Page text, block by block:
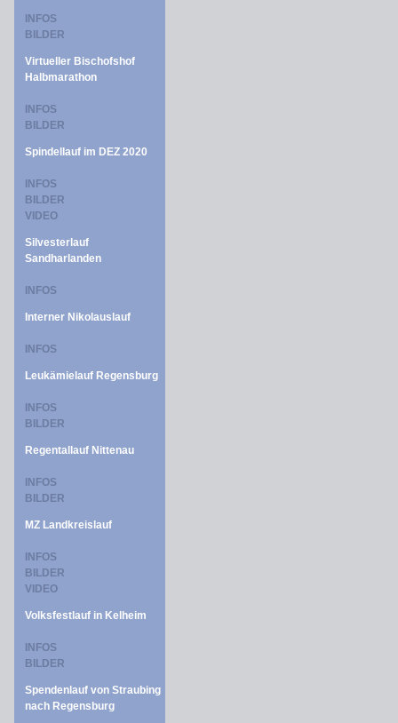
INFOS
BILDER
Virtueller Bischofshof
Halbmarathon
INFOS
BILDER
Spindellauf im DEZ 2020
INFOS
BILDER
VIDEO
Silvesterlauf
Sandharlanden
INFOS
Interner Nikolauslauf
INFOS
Leukämielauf Regensburg
INFOS
BILDER
Regentallauf Nittenau
INFOS
BILDER
MZ Landkreislauf
INFOS
BILDER
VIDEO
Volksfestlauf in Kelheim
INFOS
BILDER
Spendenlauf von Straubing
nach Regensburg